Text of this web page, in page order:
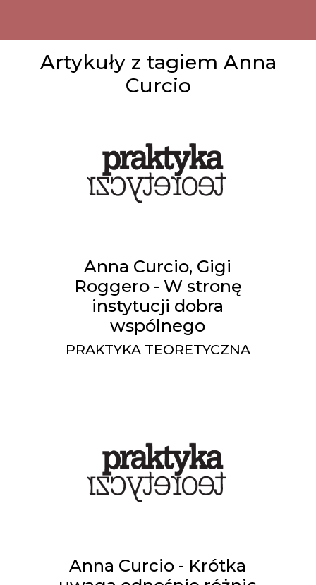
Artykuły z tagiem Anna
Curcio
Anna Curcio, Gigi
Roggero - W stronę
instytucji dobra
wspólnego
PRAKTYKA TEORETYCZNA
Anna Curcio - Krótka